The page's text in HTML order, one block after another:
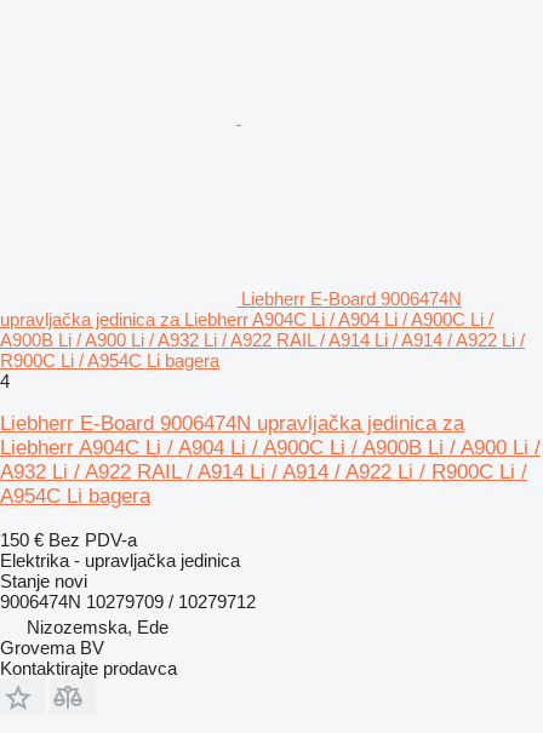
Liebherr E-Board 9006474N
upravljačka jedinica za Liebherr A904C Li / A904 Li / A900C Li /
A900B Li / A900 Li / A932 Li / A922 RAIL / A914 Li / A914 / A922 Li /
R900C Li / A954C Li bagera
4
Liebherr E-Board 9006474N upravljačka jedinica za
Liebherr A904C Li / A904 Li / A900C Li / A900B Li / A900 Li /
A932 Li / A922 RAIL / A914 Li / A914 / A922 Li / R900C Li /
A954C Li bagera
150 € Bez PDV-a
Elektrika - upravljačka jedinica
Stanje novi
9006474N 10279709 / 10279712
Nizozemska, Ede
Grovema BV
Kontaktirajte prodavca